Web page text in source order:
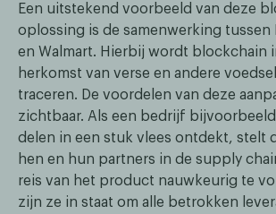
Een uitstekend voorbeeld van deze
oplossing is de samenwerking tussen
en Walmart. Hierbij wordt blockchain
herkomst van verse en andere
traceren. De voordelen van deze
zichtbaar. Als een bedrijf
delen in een stuk vlees ontdekt, stelt
hen en hun partners in de supply
reis van het product nauwkeurig te
zijn ze in staat om alle betrokken